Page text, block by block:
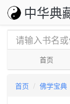
中华典
首页
首页 佛学宝典